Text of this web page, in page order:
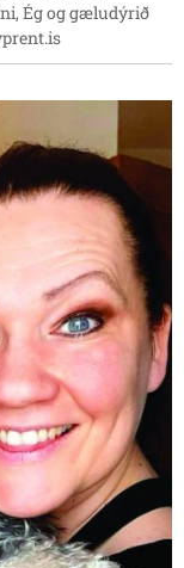
Ég og gæludýrið